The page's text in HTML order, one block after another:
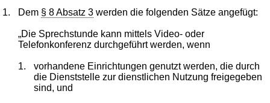
1. Dem § 8 Absatz 3 werden die folgenden Sätze angefügt:
„Die Sprechstunde kann mittels Video- oder
Telefonkonferenz durchgeführt werden, wenn
1.
vorhandene Einrichtungen genutzt werden, die durch
die Dienststelle zur dienstlichen Nutzung freigegeben
sind, und